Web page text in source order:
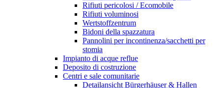
Rifiuti pericolosi / Ecomobile
Rifiuti voluminosi
Wertstoffzentrum
Bidoni della spazzatura
Pannolini per incontinenza/sacchetti per
stomia
Impianto di acque reflue
Deposito di costruzione
Centri e sale comunitarie
Detailansicht Bürgerhäuser & Hallen